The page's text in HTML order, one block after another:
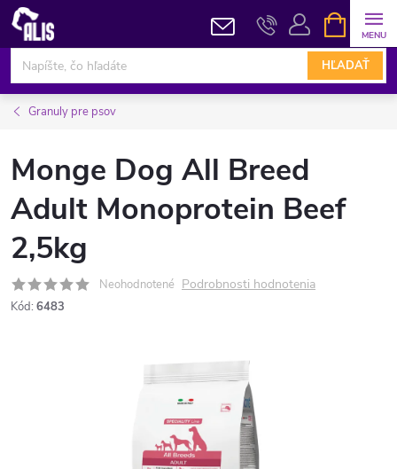
Prejsť
obsah
HĽADAŤ
KOŠÍK
Granuly pre psov
Monge Dog All Breed
Adult Monoprotein Beef
2,5kg
Neohodnotené Podrobnosti hodnotenia
Kód: 6483